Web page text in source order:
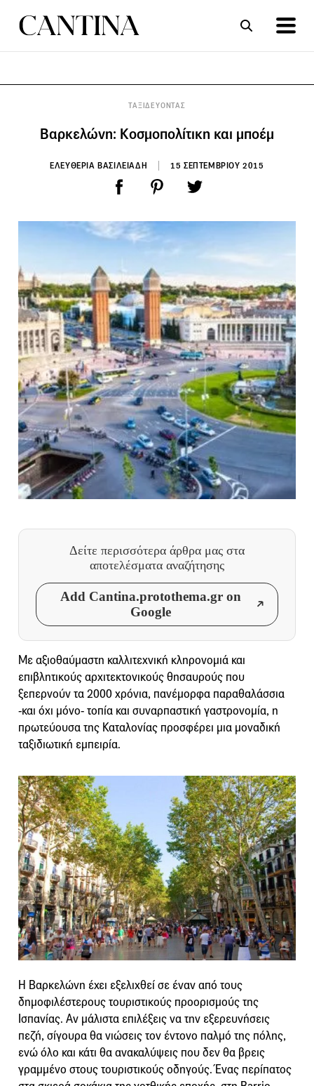
ΤΑΞΙΔΕΥΟΝΤΑΣ
Βαρκελώνη: Κοσμοπολίτικη και μποέμ
ΕΛΕΥΘΕΡΙΑ ΒΑΣΙΛΕΙΑΔΗ 15 ΣΕΠΤΕΜΒΡΙΟΥ 2015
Δείτε περισσότερα άρθρα μας στα
αποτελέσματα αναζήτησης
Add Cantina.protothema.gr on
Google
Με αξιοθαύμαστη καλλιτεχνική κληρονομιά και
επιβλητικούς αρχιτεκτονικούς θησαυρούς που
ξεπερνούν τα 2000 χρόνια, πανέμορφα παραθαλάσσια
-και όχι μόνο- τοπία και συναρπαστική γαστρονομία, η
πρωτεύουσα της Καταλονίας προσφέρει μια μοναδική
ταξιδιωτική εμπειρία.
Η Βαρκελώνη έχει εξελιχθεί σε έναν από τους
δημοφιλέστερους τουριστικούς προορισμούς της
Ισπανίας. Αν μάλιστα επιλέξεις να την εξερευνήσεις
πεζή, σίγουρα θα νιώσεις τον έντονο παλμό της πόλης,
ενώ όλο και κάτι θα ανακαλύψεις που δεν θα βρεις
γραμμένο στους τουριστικούς οδηγούς. Ένας περίπατος